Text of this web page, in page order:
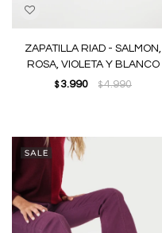
ZAPATILLA RIAD - SALMON,
ROSA, VIOLETA Y BLANCO
$ 3.990 $4.990